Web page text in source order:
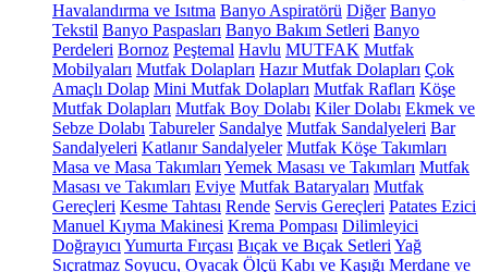
Havalandırma ve Isıtma Banyo Aspiratörü Diğer Banyo
Tekstil Banyo Paspasları Banyo Bakım Setleri Banyo
Perdeleri Bornoz Peştemal Havlu MUTFAK Mutfak
Mobilyaları Mutfak Dolapları Hazır Mutfak Dolapları Çok
Amaçlı Dolap Mini Mutfak Dolapları Mutfak Rafları Köşe
Mutfak Dolapları Mutfak Boy Dolabı Kiler Dolabı Ekmek ve
Sebze Dolabı Tabureler Sandalye Mutfak Sandalyeleri Bar
Sandalyeleri Katlanır Sandalyeler Mutfak Köşe Takımları
Masa ve Masa Takımları Yemek Masası ve Takımları Mutfak
Masası ve Takımları Eviye Mutfak Bataryaları Mutfak
Gereçleri Kesme Tahtası Rende Servis Gereçleri Patates Ezici
Manuel Kıyma Makinesi Krema Pompası Dilimleyici
Doğrayıcı Yumurta Fırçası Bıçak ve Bıçak Setleri Yağ
Sıçratmaz Soyucu, Oyacak Ölçü Kabı ve Kaşığı Merdane ve